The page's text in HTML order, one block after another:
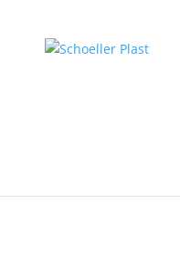
Batterikasse 3-200 6V
Batterikasse til 6 voltsbatterier